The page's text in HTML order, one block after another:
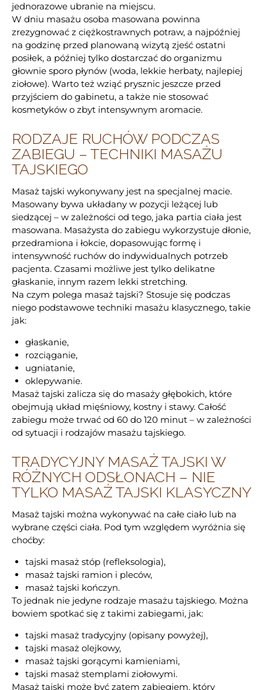
jednorazowe ubranie na miejscu.
W dniu masażu osoba masowana powinna
zrezygnować z ciężkostrawnych potraw, a najpóźniej
na godzinę przed planowaną wizytą zjeść ostatni
posiłek, a później tylko dostarczać do organizmu
głownie sporo płynów (woda, lekkie herbaty, najlepiej
ziołowe). Warto też wziąć prysznic jeszcze przed
przyjściem do gabinetu, a także nie stosować
kosmetyków o zbyt intensywnym aromacie.
RODZAJE RUCHÓW PODCZAS
ZABIEGU – TECHNIKI MASAŻU
TAJSKIEGO
Masaż tajski wykonywany jest na specjalnej macie.
Masowany bywa układany w pozycji leżącej lub
siedzącej – w zależności od tego, jaka partia ciała jest
masowana. Masażysta do zabiegu wykorzystuje dłonie,
przedramiona i łokcie, dopasowując formę i
intensywność ruchów do indywidualnych potrzeb
pacjenta. Czasami możliwe jest tylko delikatne
głaskanie, innym razem lekki stretching.
Na czym polega masaż tajski? Stosuje się podczas
niego podstawowe techniki masażu klasycznego, takie
jak:
głaskanie,
rozciąganie,
ugniatanie,
oklepywanie.
Masaż tajski zalicza się do masaży głębokich, które
obejmują układ mięśniowy, kostny i stawy. Całość
zabiegu może trwać od 60 do 120 minut – w zależności
od sytuacji i rodzajów masażu tajskiego.
TRADYCYJNY MASAŻ TAJSKI W
RÓŻNYCH ODSŁONACH – NIE
TYLKO MASAŻ TAJSKI KLASYCZNY
Masaż tajski można wykonywać na całe ciało lub na
wybrane części ciała. Pod tym względem wyróżnia się
choćby:
tajski masaż stóp (refleksologia),
masaż tajski ramion i pleców,
masaż tajski kończyn.
To jednak nie jedyne rodzaje masażu tajskiego. Można
bowiem spotkać się z takimi zabiegami, jak:
tajski masaż tradycyjny (opisany powyżej),
tajski masaż olejkowy,
masaż tajski gorącymi kamieniami,
tajski masaż stemplami ziołowymi.
Masaż tajski może być zatem zabiegiem, który